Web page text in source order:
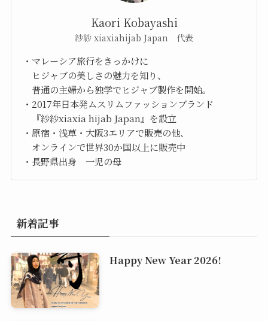
Kaori Kobayashi
紗紗 xiaxiahijab Japan 代表
・マレーシア旅行をきっかけに
ヒジャブの美しさの魅力を知り、
普通の主婦から独学でヒジャブ製作を開始。
・2017年日本発ムスリムファッションブランド
『紗紗xiaxia hijab Japan』を設立
・原宿・浅草・大阪3エリアで販売の他、
オンラインで世界30か国以上に販売中
・長野県出身 一児の母
新着記事
Happy New Year 2026!